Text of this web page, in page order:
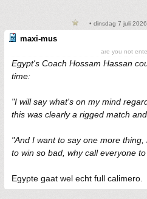
• dinsdag 7 juli
maxi-mus
are you not
Egypt's Coach Hossam Hassan
time:
"I will say what's on my mind
this was clearly a rigged match
"And I want to say one more
to win so bad, why call everyone
Egypte gaat wel echt full calimero.